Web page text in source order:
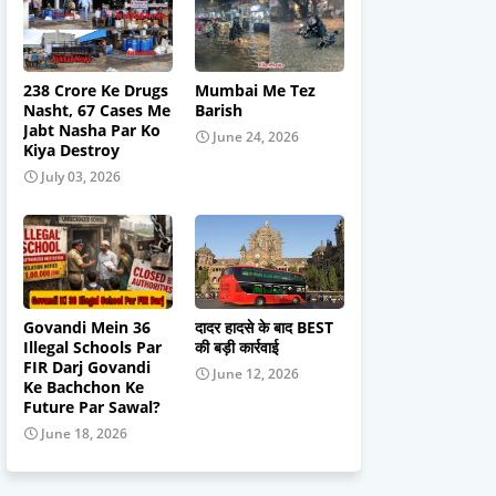
238 Crore Ke Drugs
Nasht, 67 Cases Me
Jabt Nasha Par Ko
Kiya Destroy
July 03, 2026
Mumbai Me Tez
Barish
June 24, 2026
Govandi Mein 36
Illegal Schools Par
FIR Darj Govandi
Ke Bachchon Ke
Future Par Sawal?
June 18, 2026
दादर हादसे के बाद BEST
की बड़ी कार्रवाई
June 12, 2026